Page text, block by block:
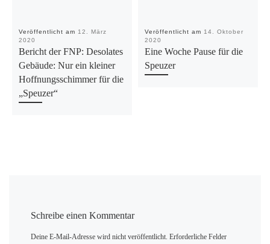
Veröffentlicht am 12. März
2020
Bericht der FNP: Desolates
Gebäude: Nur ein kleiner
Hoffnungsschimmer für die
„Speuzer“
Veröffentlicht am 14. Oktober
2020
Eine Woche Pause für die
Speuzer
Schreibe einen Kommentar
Deine E-Mail-Adresse wird nicht veröffentlicht. Erforderliche Felder